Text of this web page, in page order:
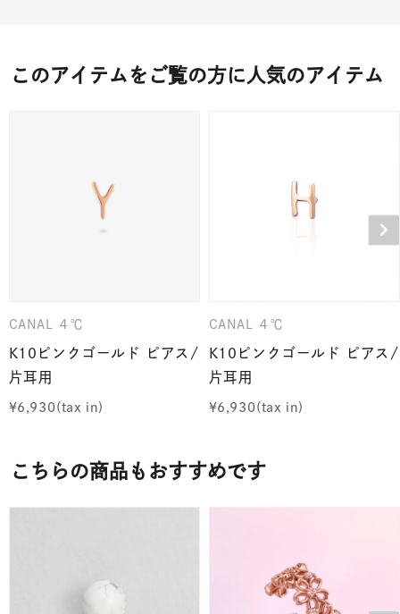
このアイテムをご覧の方に人気のアイテム
CANAL ４℃
K10ピンクゴールド ピアス/
片耳用
¥6,930
CANAL ４℃
K10ピンクゴールド ピアス/
片耳用
¥6,930
こちらの商品もおすすめです